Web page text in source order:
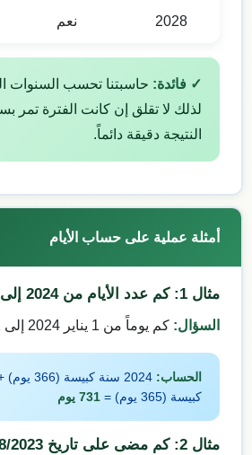
2028 نعم
✓ فائدة: حاسبتنا تحسب السنوات
لذلك لا تقلق إن كانت الفترة تمر
النتيجة دقيقة دائماً.
أمثلة عملية على حساب الأيام
مثال 1: كم عدد الأيام من 2024 إلى 2026؟
السؤال: كم يوماً من 1 يناير 2024 إلى 1 يناير 2026؟
الحساب:
كبيسة (365 يوم) =
731 يوم
مثال 2: كم مضى على تاريخ 18/8/2023 حتى اليوم؟